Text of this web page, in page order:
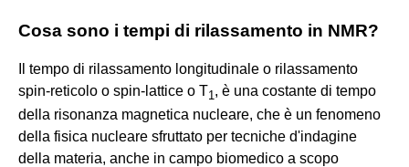
Cosa sono i tempi di rilassamento in NMR?
Il tempo di rilassamento longitudinale o rilassamento
spin-reticolo o spin-lattice o T1 , è una costante di tempo
della risonanza magnetica nucleare, che è un fenomeno
della fisica nucleare sfruttato per tecniche d'indagine
della materia, anche in campo biomedico a scopo